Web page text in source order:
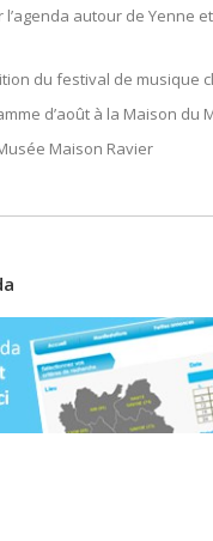
l’agenda autour de Yenne
du festival de musique
d’août à la Maison du
Maison Ravier